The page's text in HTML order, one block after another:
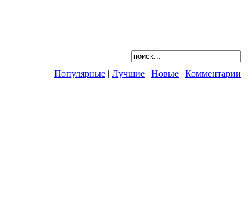
Популярные | Лучшие | Новые | Комментарии